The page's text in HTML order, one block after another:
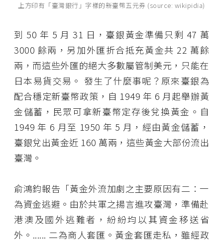
上方印有「臺灣銀行」字樣的新臺幣五元券 (source: wikipidia)
到 50 年 5 月 31 日，臺銀黃金準備只剩 47 萬
3000 餘兩，另加外匯折合抵充黃金共 22 萬餘
兩，而這些外匯的絕大多數屬管制美元，只能在
日本易貨交易。 發生了什麼事呢？原來臺銀為
配合穩定新臺幣政策，自 1949 年 6 月起舉辦黃
金儲蓄，民眾可拿新臺幣定存後兌換黃金。自
1949 年 6 月至 1950 年 5 月，經由黃金儲蓄，
臺銀兌出黃金近 160 萬兩，這些黃金大部份流出
臺灣。
俞鴻鈞報告「黃金外流加劇之主要原因有二：一
為資金逃避。由於共軍之揚言進攻臺灣，準備赴
港澳及國外逃難者，紛紛均以其資金移送省
外。...... 二為商人套匯。黃金套匯走私，雖經政